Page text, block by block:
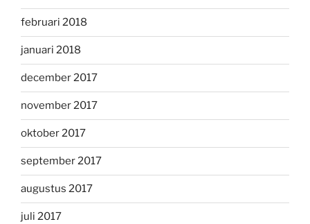
februari 2018
januari 2018
december 2017
november 2017
oktober 2017
september 2017
augustus 2017
juli 2017